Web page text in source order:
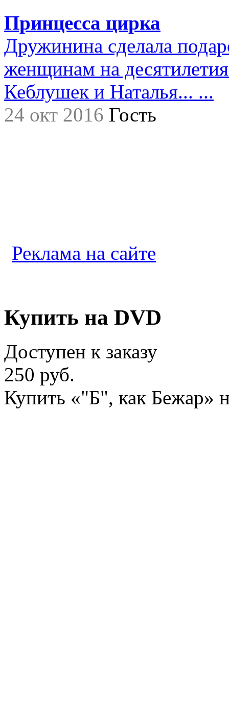
Принцесса цирка
Дружинина сделала
женщинам на
Кеблушек и Наталья... ...
24 окт 2016 Гость
Реклама на сайте
Купить на DVD
Доступен к заказу
250 руб.
Купить «"Б", как Бежар»